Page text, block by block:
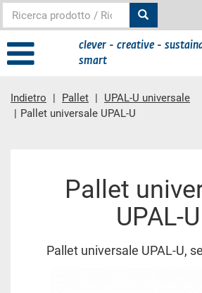
clever - creative -
smart
Indietro Pallet
UPAL-U universale
Pallet universale UPAL-U
Pallet
UPAL-U
Pallet universale UPAL-U,